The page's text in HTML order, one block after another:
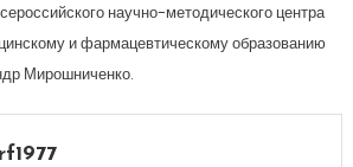
научно-методического центра
и фармацевтическому образованию
Мирошниченко.